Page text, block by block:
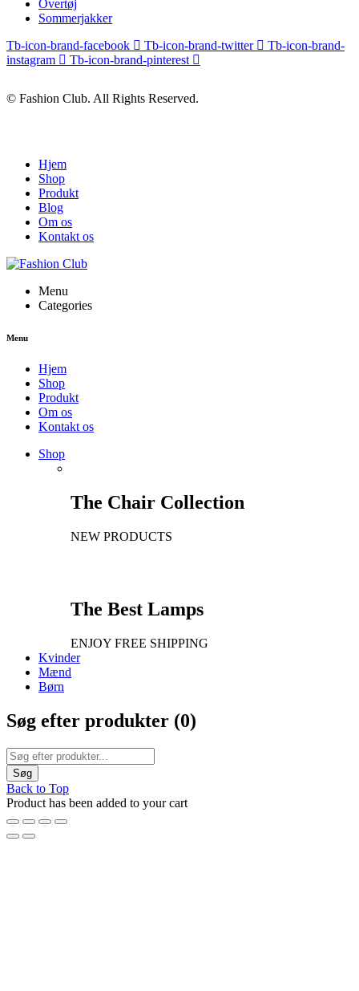
Overtøj
Sommerjakker
Tb-icon-brand-facebook
Tb-icon-brand-twitter
Tb-icon-brand-
instagram
Tb-icon-brand-pinterest
© Fashion Club. All Rights Reserved.
Hjem
Shop
Produkt
Blog
Om os
Kontakt os
Menu
Categories
Menu
Hjem
Shop
Produkt
Om os
Kontakt os
Shop
The Chair Collection
NEW PRODUCTS
The Best Lamps
ENJOY FREE SHIPPING
Kvinder
Mænd
Børn
Søg efter produkter (0)
Back to Top
Product has been added to your cart